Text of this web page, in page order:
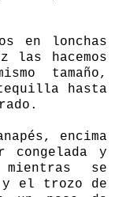
en lonchas
las hacemos
tamaño,
hasta
encima
congelada y
se
el trozo de